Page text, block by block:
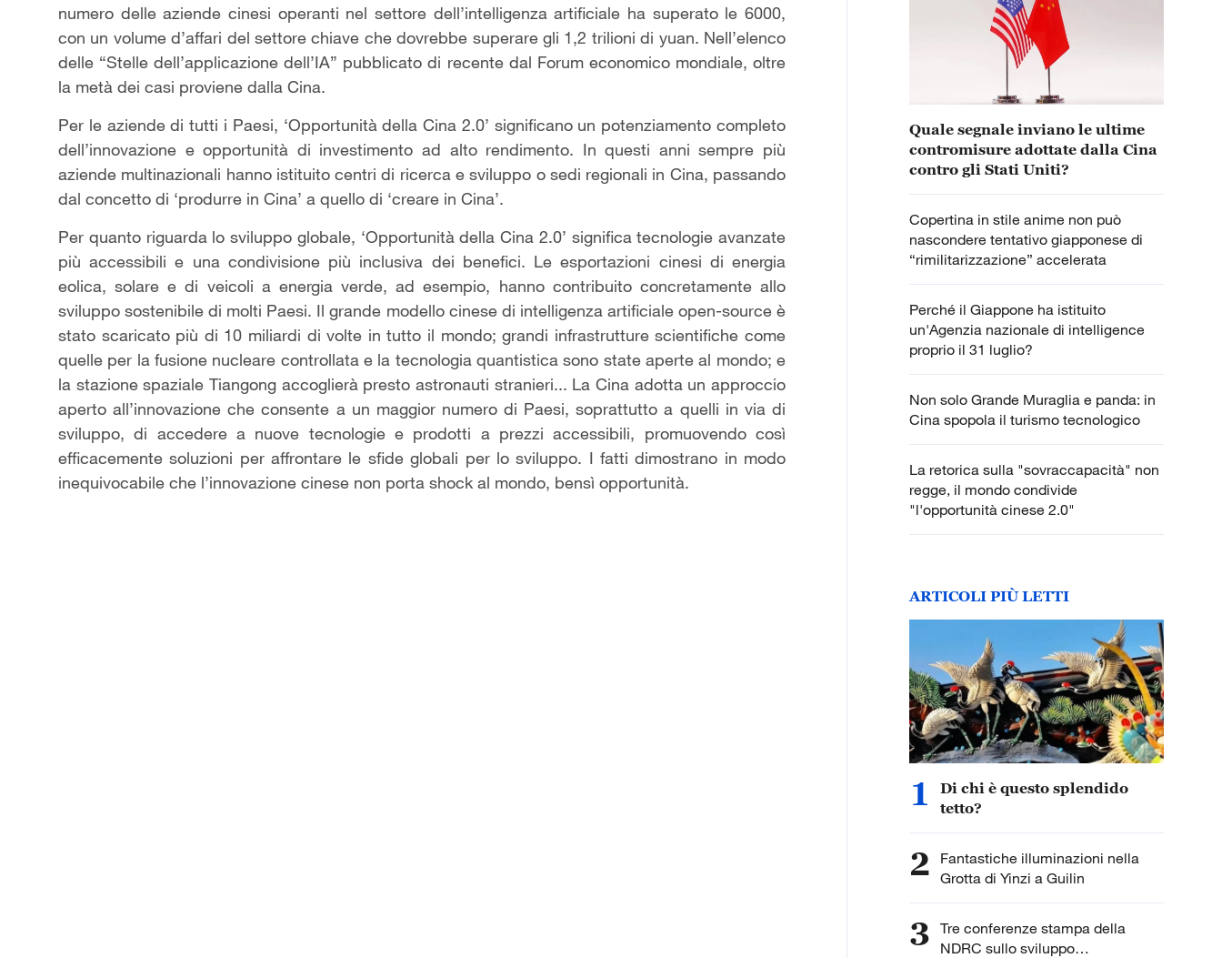
numero delle aziende cinesi operanti nel settore dell’intelligenza artificiale ha superato le 6000,
con un volume d’affari del settore chiave che dovrebbe superare gli 1,2 trilioni di yuan. Nell’elenco
delle “Stelle dell’applicazione dell’IA” pubblicato di recente dal Forum economico mondiale, oltre
la metà dei casi proviene dalla Cina.
Per le aziende di tutti i Paesi, ‘Opportunità della Cina 2.0’ significano un potenziamento completo
dell’innovazione e opportunità di investimento ad alto rendimento. In questi anni sempre più
aziende multinazionali hanno istituito centri di ricerca e sviluppo o sedi regionali in Cina, passando
dal concetto di ‘produrre in Cina’ a quello di ‘creare in Cina’.
Per quanto riguarda lo sviluppo globale, ‘Opportunità della Cina 2.0’ significa tecnologie avanzate
più accessibili e una condivisione più inclusiva dei benefici. Le esportazioni cinesi di energia
eolica, solare e di veicoli a energia verde, ad esempio, hanno contribuito concretamente allo
sviluppo sostenibile di molti Paesi. Il grande modello cinese di intelligenza artificiale open-source è
stato scaricato più di 10 miliardi di volte in tutto il mondo; grandi infrastrutture scientifiche come
quelle per la fusione nucleare controllata e la tecnologia quantistica sono state aperte al mondo; e
la stazione spaziale Tiangong accoglierà presto astronauti stranieri... La Cina adotta un approccio
aperto all’innovazione che consente a un maggior numero di Paesi, soprattutto a quelli in via di
sviluppo, di accedere a nuove tecnologie e prodotti a prezzi accessibili, promuovendo così
efficacemente soluzioni per affrontare le sfide globali per lo sviluppo. I fatti dimostrano in modo
inequivocabile che l’innovazione cinese non porta shock al mondo, bensì opportunità.
Quale segnale inviano le ultime
contromisure adottate dalla Cina
contro gli Stati Uniti?
Copertina in stile anime non può
nascondere tentativo giapponese di
“rimilitarizzazione” accelerata
Perché il Giappone ha istituito
un'Agenzia nazionale di intelligence
proprio il 31 luglio?
Non solo Grande Muraglia e panda: in
Cina spopola il turismo tecnologico
La retorica sulla "sovraccapacità" non
regge, il mondo condivide
"l'opportunità cinese 2.0"
ARTICOLI PIÙ LETTI
1
Di chi è questo splendido
tetto?
2
Fantastiche illuminazioni nella
Grotta di Yinzi a Guilin
3 Tre conferenze stampa della
NDRC sullo sviluppo